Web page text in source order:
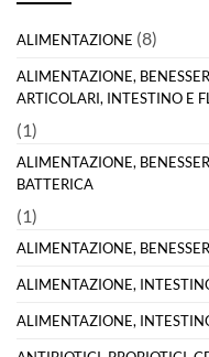
ALIMENTAZIONE (8)
ALIMENTAZIONE,
ARTICOLARI, INTESTINO E
(1)
ALIMENTAZIONE,
BATTERICA
(1)
ALIMENTAZIONE,
ALIMENTAZIONE,
ALIMENTAZIONE,